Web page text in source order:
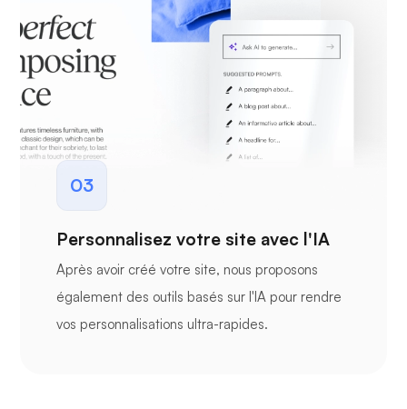
03
Personnalisez votre site avec l'IA
Après avoir créé votre site, nous proposons
également des outils basés sur l'IA pour rendre
vos personnalisations ultra-rapides.